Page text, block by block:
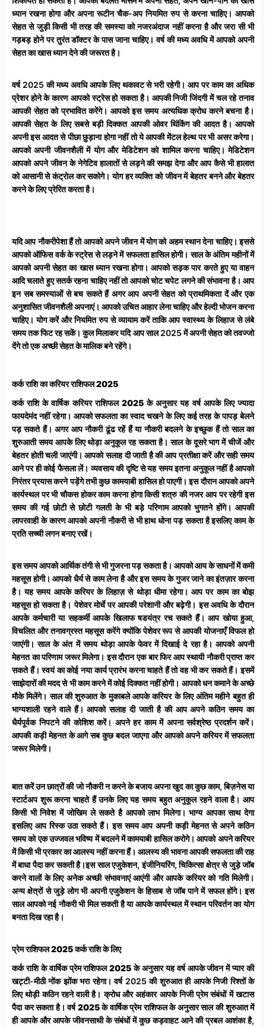
ध्यान रखना होगा और अपना रूटीन चैक-अप नियमित रुप से करना चाहिए। आपको
सेहत से जुड़ी किसी भी तरह की समस्या को नजरअंदाज नहीं करना है और जरा सी भी
गड़बड़ होने पर तुरंत डॉक्टर के पास जाना चाहिए। वर्ष की मध्य अवधि में आपको अपनी
सेहत का खास ध्यान देने की जरूरत है।
वर्ष 2025 की मध्य अवधि आपके लिए थकावट से भरी रहेगी। आप पर काम का अधिक
प्रेशर होने के कारण आपको स्ट्रेस हो सकता है। आपकी निजी जिंदगी में चल रहे तनाव
आपकी सेहत को प्रभावित करेंगे। आपको इस समय अत्यधिक क्रोध करने बचना है।
आपकी सेहत के लिए सबसे बड़ी दिक्कत आपकी ओवर थिंकिंग की आदत है। आपको
अपनी इस आदत से पीछा छुड़ाना होगा नहीं तो ये आपकी मेंटल हेल्थ पर भी असर करेगा।
आपको अपनी जीवनशैली में योग और मेडिटेशन को शामिल करना चाहिए। मेडिटेशन
आपको अपने जीवन के नेगेटिव हालातों से लड़ने की समझ देगा और आप कैसे भी हालात
को आसानी से कंट्रोल कर सकोगे। योग हर व्यक्ति को जीवन में बेहतर बनने और बेहतर
करने के लिए प्रेरित करता है।
यदि आप नौकरीपेशा हैं तो आपको अपने जीवन में योग को अहम स्थान देना चाहिए। इससे
आपको ऑफिस वर्क के स्ट्रेस से लड़ने में सफलता हासिल होगी। साल के अंतिम महीनों में
आपको अपनी सेहत का खास ध्यान रखना होगा। आपको सड़क पार करते हुए या वाहन
आदि चलाते हुए सतर्क रहना चाहिए नहीं तो आपको चोट चपेट लगने की संभावना है। आप
इन सब समस्याओं से बच सकते हैं अगर आप अपनी सेहत को प्राथमिकता दें और एक
अनुशासित जीवनशैली अपनाएं। आपको उचित आहार लेना चाहिए और हेल्दी भोजन करना
चाहिए। योग करें और नियमित रुप से व्यायाम करें ताकि आप स्वास्थ्य के लिहाज से लंबे
समय तक फिट रह सकें। कुल मिलाकर यदि आप साल 2025 में अपनी सेहत को तवज्जो
देंगे तो एक अच्छी सेहत के मालिक बने रहेंगे।
कर्कराशिका करियरराशिफल 2025
कर्क राशि के वार्षिक करियर राशिफल2025के अनुसार यह वर्ष आपके लिए ज्यादा
फायदेमंद नहीं रहेगा। आपको सफलता का स्वाद चखने के लिए कई तरह के पापड़ बेलने
पड़ सकते हैं। अगर आप नौकरी ढूंढ रहें हैं यानौकरी बदलनेके इच्छुक हैं तो साल का
शुरुआती समय आपके लिए थोड़ा अनुकूल रह सकता है। साल के दूसरे भाग में चीजें और
बेहतर होती चली जाएंगी। आपको सलाह दी जाती है की आप प्रतीक्षा करें और सही समय
आने पर ही कोई फैसला लें। व्यवसाय की दृष्टि से यह समय इतना अनुकूल नहीं है आपको
निरंतर प्रयास करने पड़ेंगे तभी कुछ कामयाबी हासिल हो पाएगी। इस दौरान आपको अपने
कार्यस्थल पर भी चौकस होकर काम करना होगा किसी शत्रु की नजर आप पर रहेगी इस
समय की गई छोटी से छोटी गलती के भी बड़े परिणाम आपको भुगतने होंगे। आपकी
लापरवाही के कारण आपको अपनी नौकरी से भी हाथ धोना पड़ सकता है इसलिए काम के
प्रति सच्ची लगन बनाए रखें।
इस समय आपको आर्थिक तंगी से भी गुजरना पड़ सकता है। आपको आय के साधनों में कमी
महसूस होगी। आपको धैर्य से काम लेना है और इस समय के गुजर जाने का इंतज़ार करना
है। यह समय आपके करियर के लिहाज़ से थोड़ा धीमा रहेगा। आप पर काम का बोझ
महसूस हो सकता है। पेशेवर मोर्चे पर आपकी परेशानी और बढ़ेगी। इस अवधि के दौरान
आपके कर्मचारी या सहकर्मी आपके खिलाफ षडयंत्र रच सकते हैं। आप खोया हुआ,
विचलित और तनावग्रस्त महसूस करेंगे क्योंकि पेशेवर रूप से आपकी योजनाएँ विफल हो
जाएंगी। साल के अंत में समय थोड़ा आपके फेवर में दिखाई दे रहा है। आपको अपनी
मेहनत का परिणाम जरूर मिलेगा। इस दौरान एक बार फिर आप स्थायी नौकरी प्राप्त कर
सकते हैं। स्वयं का कोई नया कार्य प्रारंभ करना चाहते हैं तो वह भी कर सकते हैं। इसमें
साझेदारों की मदद से भी काम करने में कोई दिक्कत नहीं होगी। आपको धन कमाने के अच्छे
मौके मिलेंगे। साल की शुरुआत के मुकाबले आपके करियर के लिए अंतिम महीने बहुत ही
भाग्यशाली रहने वाले हैं। आपको सलाह दी जाती है की आप अपने कठिन समय का
धैर्यपूर्वक निपटने की कोशिश करें। अपने हर काम में अपना सर्वश्रेष्ठ प्रदर्शन करें।
आपकी कड़ी मेहनत के आगे सब कुछ बदल जाएगा और आपको अपनेकरियर में सफलता
जरूर मिलेगी।
बात करें उन छात्रों की जो नौकरी न करने के बजाय अपना खुद का कुछ काम, बिज़नेस या
स्टार्टअप शुरू करना चाहते हैं उनके लिए यह समय बहुत अनुकूल रहने वाला है। आप
किसी भी निवेश में जोखिम ले सकते है आपको लाभ मिलेगा। भाग्य आपका साथ देगा
इसलिए आप रिस्क उठा सकते हैं। इस समय आप अपनी कड़ी मेहनत से अपने कठिन
समय को एक उज्जवल भविष्य में बदलने में कामयाबी हासिल करोगे। आपको अपने करियर
में किसी भी प्रकार का आलस्य नहीं करना हैं। आलस्य की भावना आपकी सफलता की राह
में बाधा पैदा कर सकती है।इस साल एजुकेशन, इंजीनियरिंग,चिकित्सा क्षेत्र से जुड़े जॉब
करने वालों के लिए अनेक अच्छी संभावनाएं आएंगी और आपके करियर को गति मिलेगी।
अन्य क्षेत्रों से जुड़े लोग भी अपनी एजुकेशन के हिसाब से जॉब पाने में सफल होंगे। इस
साल आपको नई नौकरी भी मिल सकती है या आपके कार्यस्थल में स्थान परिवर्तन का योग
बनता दिख रहा है।
प्रेमराशिफल2025कर्कराशिकेलिए
कर्क राशि के वार्षिक प्रेम राशिफल2025के अनुसार यह वर्ष आपके जीवन में प्यार की
खट्टी-मीठी नोंक झोंक भरा रहेगा। वर्ष 2025 की शुरुआत ही आपके निजी रिश्तों के
लिए थोड़ी कठिन रहने वाली है। क्रोध और अहंकार आपके निजी प्रेम संबंधों में खटास
पैदा कर सकता है। वर्ष2025के वार्षिक प्रेम राशिफलके अनुसार साल की शुरुआत में
ही आपके और आपके जीवनसाथी के संबंधों में कुछ कड़वाहट आने की प्रबल आशंका है,